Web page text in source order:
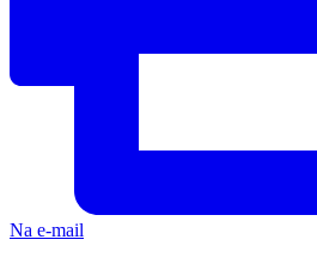
Na e-mail